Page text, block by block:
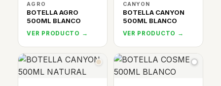
AGRO
BOTELLA AGRO
500ML BLANCO
VER PRODUCTO →
CANYON
BOTELLA CANYON
500ML BLANCO
VER PRODUCTO →